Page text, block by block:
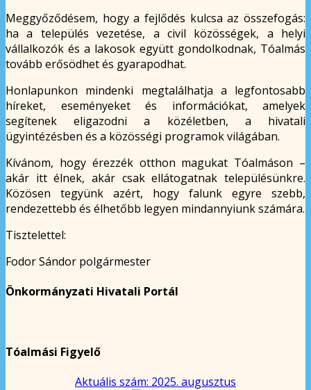
Meggyőződésem, hogy a fejlődés kulcsa az összefogás:
ha a település vezetése, a civil közösségek, a helyi
vállalkozók és a lakosok együtt gondolkodnak, Tóalmás
tovább erősödhet és gyarapodhat.
Honlapunkon mindenki megtalálhatja a legfontosabb
híreket, eseményeket és információkat, amelyek
segítenek eligazodni a közéletben, a hivatali
ügyintézésben és a közösségi programok világában.
Kívánom, hogy érezzék otthon magukat Tóalmáson –
akár itt élnek, akár csak ellátogatnak településünkre.
Közösen tegyünk azért, hogy falunk egyre szebb,
rendezettebb és élhetőbb legyen mindannyiunk számára.
Tisztelettel:
Fodor Sándor polgármester
Önkormányzati Hivatali Portál
Tóalmási Figyelő
Aktuális szám: 2025. augusztus